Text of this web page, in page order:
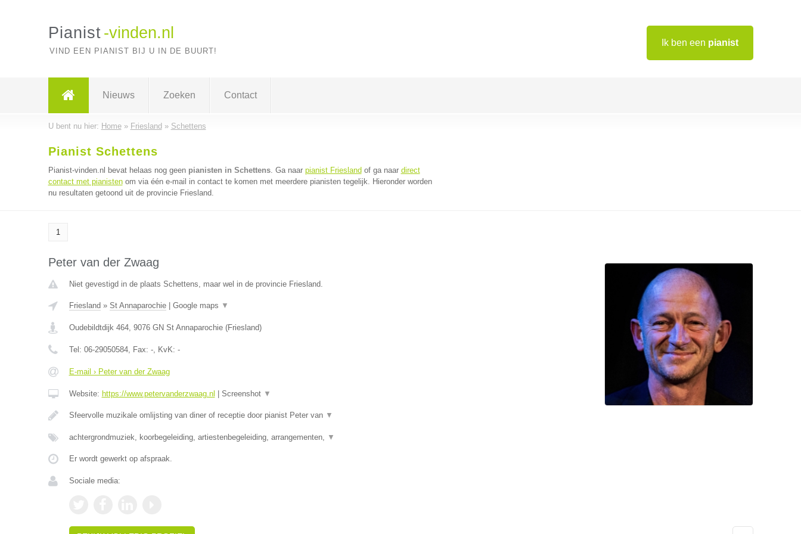
Ik ben een pianist
Pianist -vinden.nl
VIND EEN PIANIST BIJ U IN DE BUURT!
Nieuws Zoeken Contact
U bent nu hier: Home» Friesland » Schettens
Pianist Schettens
Pianist-vinden.nl bevat helaas nog geen pianisten in Schettens. Ga naar pianist Friesland of ga naar direct
contact met pianistenom via één e-mail in contact te komen met meerdere pianisten tegelijk. Hieronder worden
nu resultaten getoond uit de provincie Friesland.
1
Peter van der Zwaag
Niet gevestigd in de plaats Schettens, maar wel in de provincie Friesland.
Friesland » St Annaparochie| Google maps ▼
Oudebildtdijk 464, 9076 GN St Annaparochie(Friesland)
Tel: 06-29050584, Fax: -, KvK: -
E-mail › Peter van der Zwaag
Website: https://www.petervanderzwaag.nl Screenshot ▼
Sfeervolle muzikale omlijsting van diner of receptie door pianist Peter van ▼
achtergrondmuziek, koorbegeleiding, artiestenbegeleiding, arrangementen, ▼
Er wordt gewerkt op afspraak.
Sociale media: